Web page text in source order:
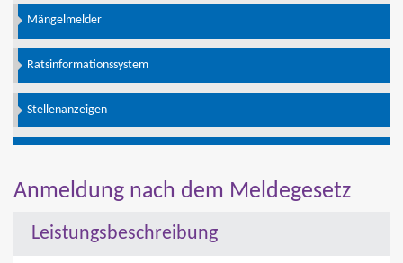
Mängelmelder
Ratsinformationssystem
Stellenanzeigen
Anmeldung nach dem Meldegesetz
Leistungsbeschreibung